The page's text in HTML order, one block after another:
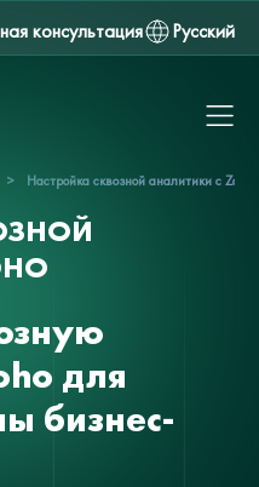
консультация Русский
> Настройка сквозной аналитики с Zoho
для
бизнес-